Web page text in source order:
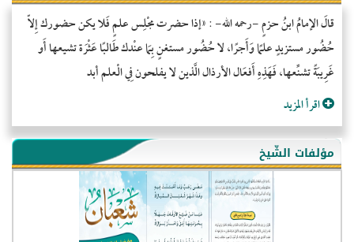
قالَ الإمامُ ابنُ حزمٍ -رحمه الله- : «إذا حضرت مجْلِس علمٍ فَلا يكن حضورك إِلاّ
حُضُور مستزيدٍ علمًا وَأَجرًا، لا حُضُور مستغنٍ بِمَا عنْدك طَالبًا عَثْرَة تشيعها أَو
غَرِيبَةً تشنِّعها، فَهَذِهِ أَفعَال الأرذال الَّذين لا يفلحون فِي الْعلم أبد
اقرأ المزيد
مؤلفات الشّيخ